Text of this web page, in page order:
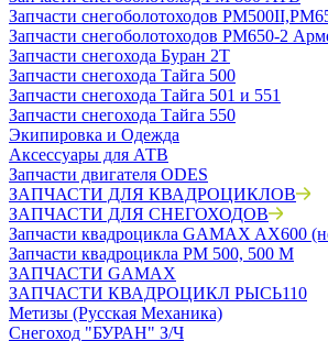
Запчасти снегоболотоходов
Запчасти снегоболотоходов РМ650-2
Запчасти снегохода Буран 2Т
Запчасти снегохода Тайга 500
Запчасти снегохода Тайга 501 и 551
Запчасти снегохода Тайга 550
Экипировка и Одежда
Аксессуары для АТВ
Запчасти двигателя ODES
ЗАПЧАСТИ ДЛЯ КВАДРОЦИКЛОВ
ЗАПЧАСТИ ДЛЯ СНЕГОХОДОВ
Запчасти квадроцикла GAMAX AX600
Запчасти квадроцикла РМ 500, 500 М
ЗАПЧАСТИ GAMAX
ЗАПЧАСТИ КВАДРОЦИКЛ РЫСЬ110
Метизы (Русская Механика)
Снегоход "БУРАН" З/Ч